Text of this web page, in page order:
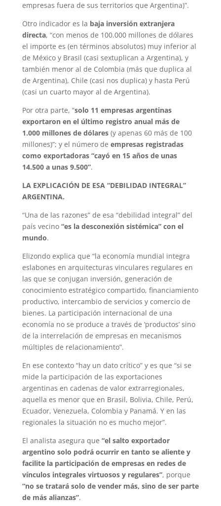
empresas fuera de sus territorios que Argentina)”.
Otro indicador es la baja inversión extranjera
directa, “con menos de 100.000 millones de dólares
el importe es (en términos absolutos) muy inferior al
de México y Brasil (casi sextuplican a Argentina), y
también menor al de Colombia (más que duplica al
de Argentina), Chile (casi nos duplica) y hasta Perú
(casi un cuarto mayor al de Argentina).
Por otra parte, “solo 11 empresas argentinas
exportaron en el último registro anual más de
1.000 millones de dólares(y apenas 60 más de 100
millones)”; y el número de empresas registradas
como exportadoras “cayó en 15 años de unas
14.500 a unas 9.500”.
LA EXPLICACIÓN DE ESA “DEBILIDAD INTEGRAL”
ARGENTINA.
“Una de las razones” de esa “debilidad integral” del
país vecino “es la desconexión sistémica” con el
mundo.
Elizondo explica que “la economía mundial integra
eslabones en arquitecturas vinculares regulares en
las que se conjugan inversión, generación de
conocimiento estratégico compartido, financiamiento
productivo, intercambio de servicios y comercio de
bienes. La participación internacional de una
economía no se produce a través de ‘productos’ sino
de la interrelación de empresas en mecanismos
múltiples de relacionamiento”.
En ese contexto “hay un dato crítico” y es que “si se
mide la participación de las exportaciones
argentinas en cadenas de valor extrarregionales,
aquella es menor que en Brasil, Bolivia, Chile, Perú,
Ecuador, Venezuela, Colombia y Panamá. Y en las
regionales la situación no es mucho mejor”.
El analista asegura que “el salto exportador
argentino solo podrá ocurrir en tanto se aliente y
facilite la participación de empresas en redes de
vínculos integrales virtuosos y regulares”, porque
“no se tratará solo de vender más, sino de ser parte
de más alianzas”.